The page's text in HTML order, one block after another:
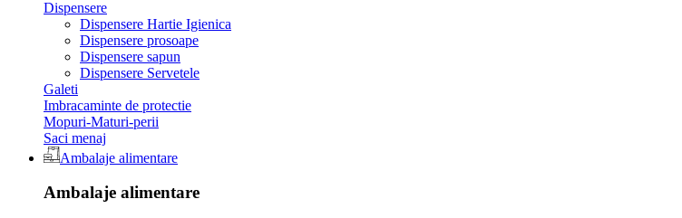
Dispensere
Dispensere Hartie Igienica
Dispensere prosoape
Dispensere sapun
Dispensere Servetele
Galeti
Imbracaminte de protectie
Mopuri-Maturi-perii
Saci menaj
Ambalaje alimentare
Ambalaje alimentare